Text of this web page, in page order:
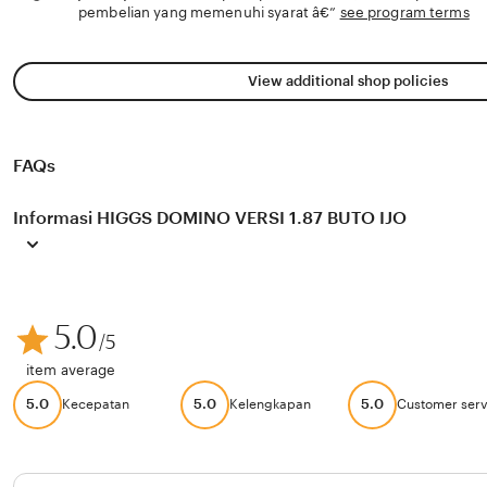
pembelian yang memenuhi syarat â€” see program terms
View additional shop policies
FAQs
Informasi HIGGS DOMINO VERSI 1.87 BUTO IJO
5.0/5
item average
5.0 Kecepatan 5.0 Kelengkapan 5.0 Customer